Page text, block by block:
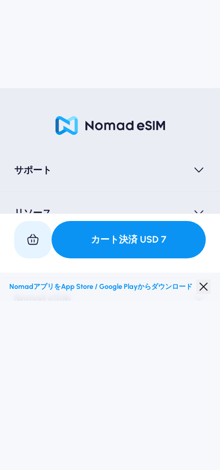
カート決済 USD7
サポート
リソース
私たちと提携してください
NomadアプリをApp Store / Google Playからダウンロード